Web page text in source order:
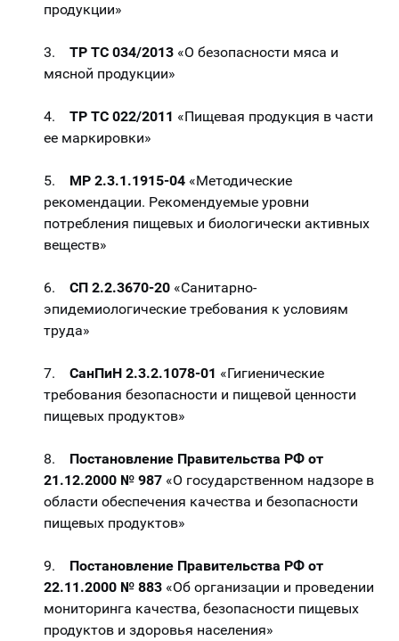
продукции»
3. ТР ТС 034/2013 «О безопасности мяса и
мясной продукции»
4. ТР ТС 022/2011 «Пищевая продукция в части
ее маркировки»
5. МР 2.3.1.1915-04 «Методические
рекомендации. Рекомендуемые уровни
потребления пищевых и биологически активных
веществ»
6. СП 2.2.3670-20 «Санитарно-
эпидемиологические требования к условиям
труда»
7. СанПиН 2.3.2.1078-01 «Гигиенические
требования безопасности и пищевой ценности
пищевых продуктов»
8. Постановление Правительства РФ от
21.12.2000 № 987 «О государственном надзоре в
области обеспечения качества и безопасности
пищевых продуктов»
9. Постановление Правительства РФ от
22.11.2000 № 883 «Об организации и проведении
мониторинга качества, безопасности пищевых
продуктов и здоровья населения»